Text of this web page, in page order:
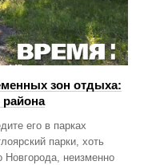
зон отдыха:
района
его в парках
парки, хоть
Новгорода, неизменно